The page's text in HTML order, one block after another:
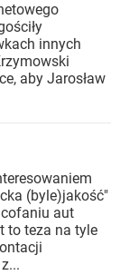
innych
aby Jarosław
(byle)jakość"
aut
to teza na tyle